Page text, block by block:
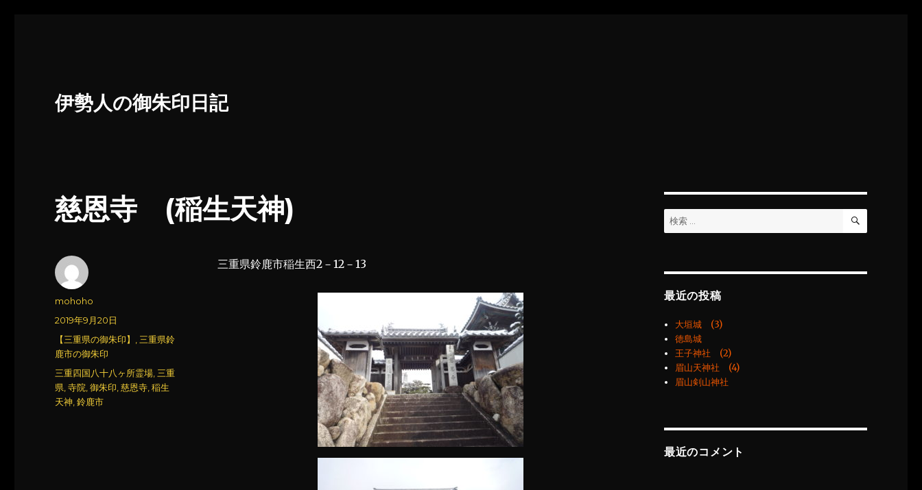
伊勢人の御朱印日記
慈恩寺 (稲生天神)
三重県鈴鹿市稲生西2－12－13
投
mohoho
投
稿
日:
2019年9月20日
カ
テ
ゴ
リ
ー
【三重県の御朱印】
三重県鈴
鹿市の御朱印
タ
グ
三重四国八十八ヶ所霊場 三重
県 ,寺院 ,御朱印 ,慈恩寺 ,稲生
天神 ,鈴鹿市
検
索:
検
最近の投稿
大垣城 (3)
徳島城
王子神社 (2)
眉山天神社 (4)
眉山剣山神社
最近のコメント